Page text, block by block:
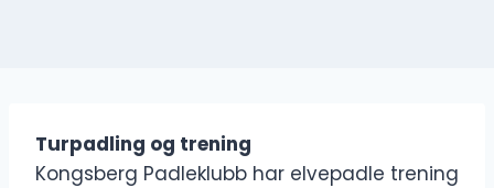
Turpadling og trening
Kongsberg Padleklubb har elvepadle trening